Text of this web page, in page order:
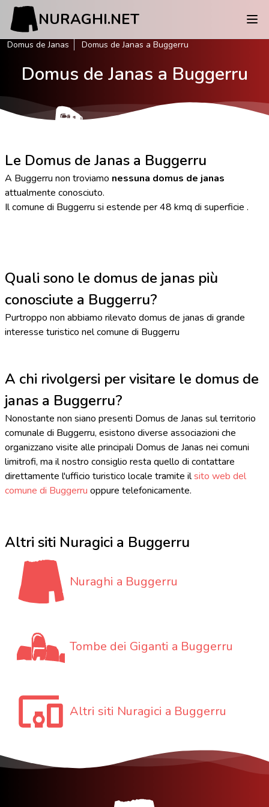
NURAGHI.NET
Domus de Janas Domus de Janas a Buggerru
Domus de Janas a Buggerru
Le Domus de Janas a Buggerru
A Buggerru non troviamo nessuna domus de janas
attualmente conosciuto.
Il comune di Buggerru si estende per 48 kmq di superficie .
Quali sono le domus de janas più
conosciute a Buggerru?
Purtroppo non abbiamo rilevato domus de janas di grande
interesse turistico nel comune di Buggerru
A chi rivolgersi per visitare le domus de
janas a Buggerru?
Nonostante non siano presenti Domus de Janas sul territorio
comunale di Buggerru, esistono diverse associazioni che
organizzano visite alle principali Domus de Janas nei comuni
limitrofi, ma il nostro consiglio resta quello di contattare
direttamente l'ufficio turistico locale tramite ilsito web del
comune di Buggerru oppure telefonicamente.
Altri siti Nuragici a Buggerru
Nuraghi a Buggerru
Tombe dei Giganti a Buggerru
Altri siti Nuragici a Buggerru